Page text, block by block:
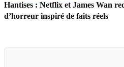
Hantises : Netflix et James Wan
d’horreur inspiré de faits réels